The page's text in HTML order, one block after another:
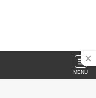
MENU